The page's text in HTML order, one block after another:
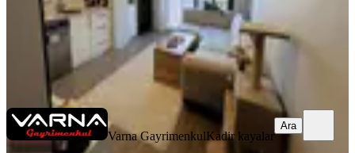
Varna Gayrimenkul Kadir kayalar
Varna GayrimenkulKadir kayalar
Ara